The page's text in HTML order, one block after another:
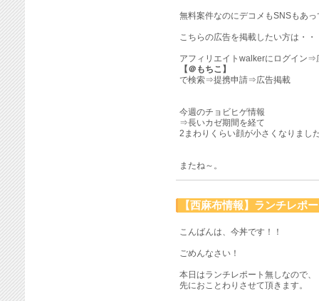
無料案件なのにデコメもSNSもあ
こちらの広告を掲載したい方は・・
アフィリエイトwalkerにログイン
【＠もちこ】
で検索⇒提携申請⇒広告掲載
今週のチョビヒゲ情報
⇒長いカゼ期間を経て
2まわりくらい顔が小さくなりまし
またね～。
【西麻布情報】ランチレポ
こんばんは、今丼です！！
ごめんなさい！
本日はランチレポート無しなので、
先におことわりさせて頂きます。